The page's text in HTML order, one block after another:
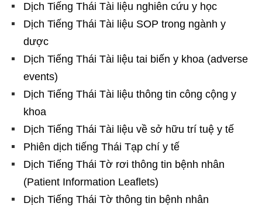
Dịch Tiếng Thái Tài liệu nghiên cứu y học
Dịch Tiếng Thái Tài liệu SOP trong ngành y
dược
Dịch Tiếng Thái Tài liệu tai biến y khoa (adverse
events)
Dịch Tiếng Thái Tài liệu thông tin công cộng y
khoa
Dịch Tiếng Thái Tài liệu về sở hữu trí tuệ y tế
Phiên dịch tiếng Thái Tạp chí y tế
Dịch Tiếng Thái Tờ rơi thông tin bệnh nhân
(Patient Information Leaflets)
Dịch Tiếng Thái Tờ thông tin bệnh nhân